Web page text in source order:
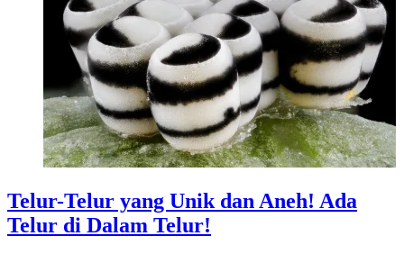
Telur-Telur yang Unik dan Aneh! Ada
Telur di Dalam Telur!